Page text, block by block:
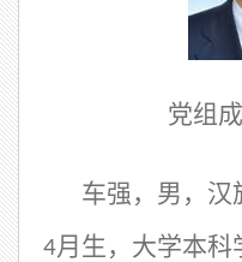
党组
车强，男，汉
4月生，大学本科